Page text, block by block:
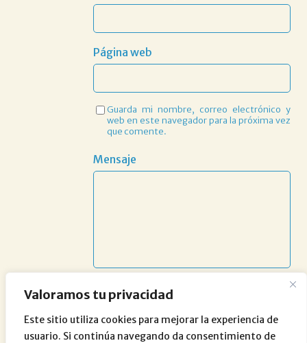
Valoramos tu privacidad
Este sitio utiliza cookies para mejorar la experiencia de
usuario. Si continúa navegando da consentimiento de
Página web
Guarda mi nombre, correo electrónico y
web en este navegador para la próxima vez
que comente.
Mensaje